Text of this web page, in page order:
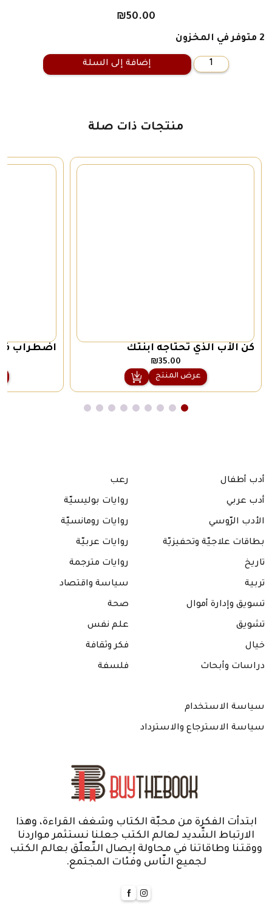
₪50.00
2 متوفر في المخزون
كمية
إضافة إلى السلة
منتجات ذات صلة
كن الأب الذي تحتاجه ابنتك
₪35.00
عرض المنتج
اضطراب
أدب أطفال
أدب عربي
الأدب الرّوسي
بطاقات علاجيّة وتحفيزيّة
تاريخ
تربية
تسويق وإدارة أموال
تشويق
خيال
دراسات وأبحاث
رعب
روايات بوليسيّة
روايات رومانسيّة
روايات عربيّة
روايات مترجمة
سياسة واقتصاد
صحة
علم نفس
فكر وثقافة
فلسفة
سياسة الاستخدام
سياسة الاسترجاع والاسترداد
ابتدأت الفكرة من محبّة الكتاب وشغف القراءة، وهذا
الارتباط الشّديد لعالم الكتب جعلنا نستثمر مواردنا
ووقتنا وطاقاتنا في محاولة إيصال التّعلّق بعالم الكتب
لجميع النّاس وفئات المجتمع.